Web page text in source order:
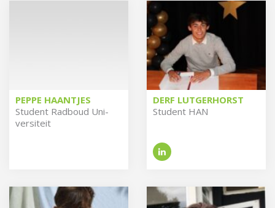
PEPPE HAANTJES
Stu­dent Rad­boud Uni­
ver­si­teit
DERF LUTGERHORST
Stu­dent HAN